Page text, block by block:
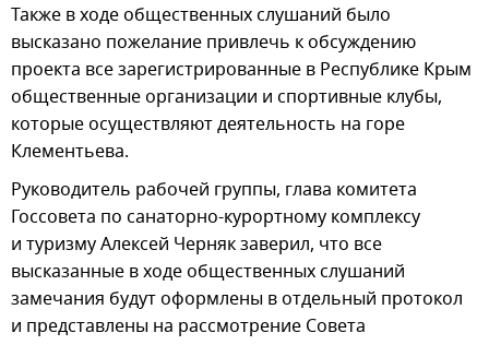
Также в ходе общественных слушаний было
высказано пожелание привлечь к обсуждению
проекта все зарегистрированные в Республике Крым
общественные организации и спортивные клубы,
которые осуществляют деятельность на горе
Клементьева.
Руководитель рабочей группы, глава комитета
Госсовета по санаторно-курортному комплексу
и туризму Алексей Черняк заверил, что все
высказанные в ходе общественных слушаний
замечания будут оформлены в отдельный протокол
и представлены на рассмотрение Совета